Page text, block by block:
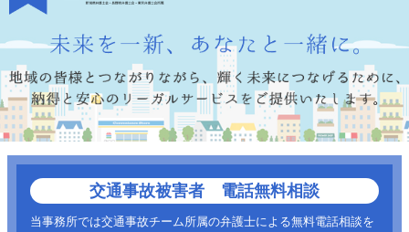
交通事故被害者 電話無料相談
当事務所では交通事故チーム所属の弁護士による無料電話相談を